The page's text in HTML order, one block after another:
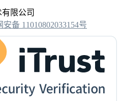
限公司
安备 11010802033154号